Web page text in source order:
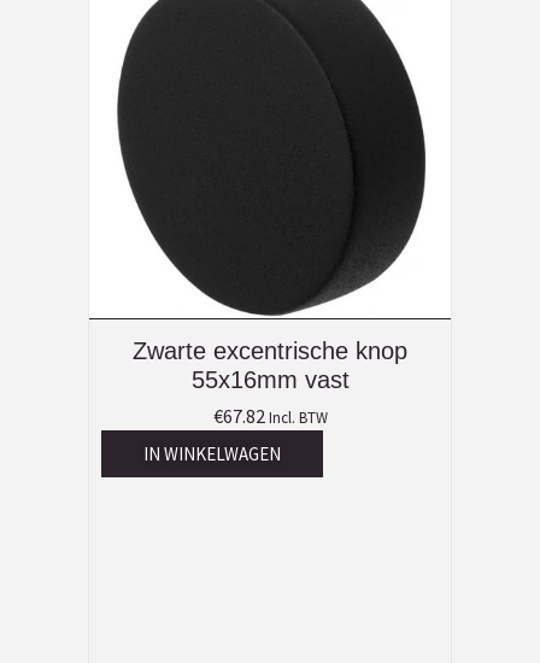
Zwarte excentrische knop
55x16mm vast
€67.82 Incl. BTW
IN WINKELWAGEN